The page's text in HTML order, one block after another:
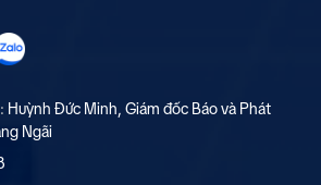
Huỳnh Đức Minh, Giám đốc Báo và Phát
Ngãi